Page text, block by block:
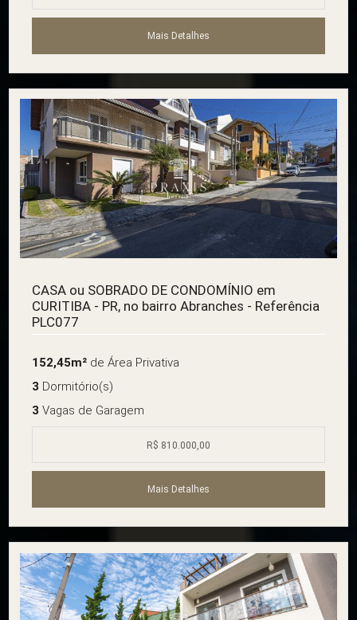
Mais Detalhes
CASA ou SOBRADO DE CONDOMÍNIO em
CURITIBA - PR, no bairro Abranches - Referência
PLC077
152,45m²de Área Privativa
3 Dormitório(s)
3 Vagas de Garagem
R$ 810.000,00
Mais Detalhes